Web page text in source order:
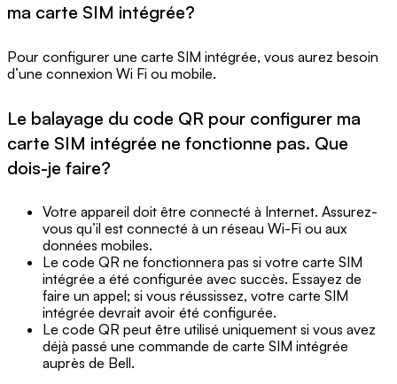
ma carte SIM intégrée?
Pour configurer une carte SIM intégrée, vous aurez besoin
d’une connexion Wi Fi ou mobile.
Le balayage du code QR pour configurer ma
carte SIM intégrée ne fonctionne pas. Que
dois-je faire?
Votre appareil doit être connecté à Internet. Assurez-
vous qu’il est connecté à un réseau Wi-Fi ou aux
données mobiles.
Le code QR ne fonctionnera pas si votre carte SIM
intégrée a été configurée avec succès. Essayez de
faire un appel; si vous réussissez, votre carte SIM
intégrée devrait avoir été configurée.
Le code QR peut être utilisé uniquement si vous avez
déjà passé une commande de carte SIM intégrée
auprès de Bell.